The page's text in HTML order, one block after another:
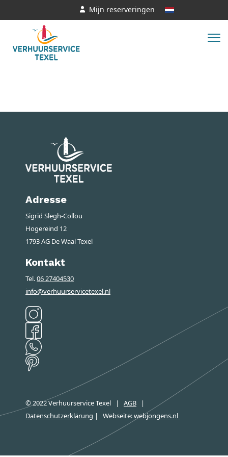
Mijn reserveringen
Adresse
Sigrid Slegh-Collou
Hogereind 12
1793 AG De Waal Texel
Kontakt
Tel.06 27404530
info@verhuurservicetexel.nl
© 2022 Verhuurservice Texel | AGB
|
Datenschutzerklärung | Webseite:webjongens.nl